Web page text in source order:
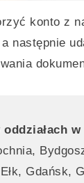
konto z
następnie
Gdańsk,